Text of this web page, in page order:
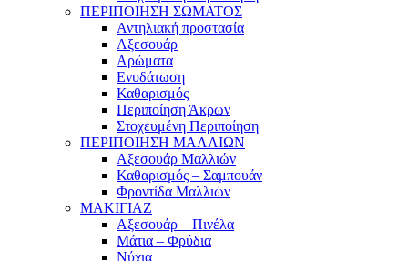
ΠΕΡΙΠΟΙΗΣΗ ΣΩΜΑΤΟΣ
Αντηλιακή προστασία
Αξεσουάρ
Αρώματα
Ενυδάτωση
Καθαρισμός
Περιποίηση Άκρων
Στοχευμένη Περιποίηση
ΠΕΡΙΠΟΙΗΣΗ ΜΑΛΛΙΩΝ
Αξεσουάρ Μαλλιών
Καθαρισμός – Σαμπουάν
Φροντίδα Μαλλιών
ΜΑΚΙΓΙΑΖ
Αξεσουάρ – Πινέλα
Μάτια – Φρύδια
Νύχια